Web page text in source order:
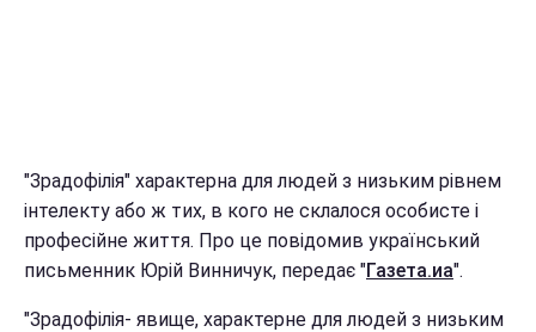
"Зрадофілія" характерна для людей з низьким рівнем
інтелекту або ж тих, в кого не склалося особисте і
професійне життя. Про це повідомив український
письменник Юрій Винничук, передає "Газета.иа".
"Зрадофілія- явище, характерне для людей з низьким